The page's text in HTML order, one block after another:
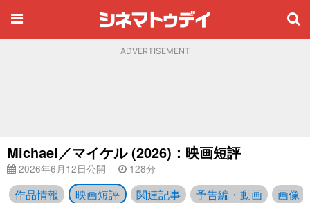
ADVERTISEMENT
Michael／マイケル (2026)：映画短評
2026年6月12日公開 128分
作品情報 映画短評 関連記事 予告編・動画 画像